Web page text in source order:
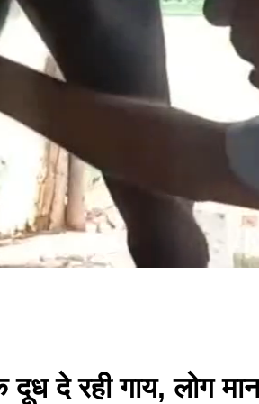
दूध दे रही गाय, लोग